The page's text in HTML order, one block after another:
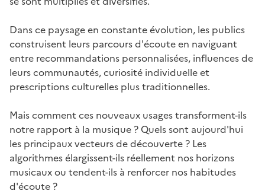
Dans ce paysage en constante évolution, les publics
construisent leurs parcours d'écoute en naviguant
entre recommandations personnalisées, influences de
leurs communautés, curiosité individuelle et
prescriptions culturelles plus traditionnelles.
Mais comment ces nouveaux usages transforment-ils
notre rapport à la musique ? Quels sont aujourd'hui
les principaux vecteurs de découverte ? Les
algorithmes élargissent-ils réellement nos horizons
musicaux ou tendent-ils à renforcer nos habitudes
d'écoute ?